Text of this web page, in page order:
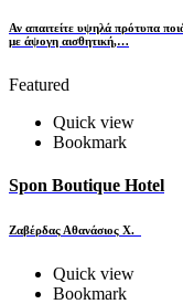
Αν απαιτείτε υψηλά πρότυπα
με άψογη αισθητική,…
Featured
Quick view
Bookmark
Spon Boutique Hotel
Ζαβέρδας Αθανάσιος Χ.
Quick view
Bookmark